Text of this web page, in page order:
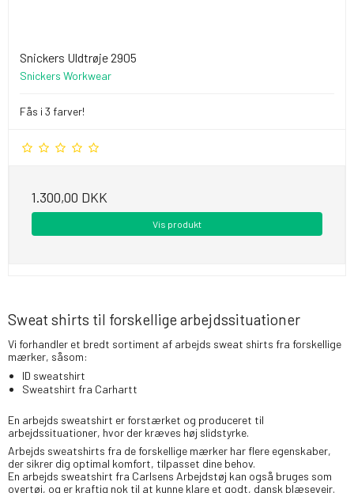
Snickers Uldtrøje 2905
Snickers Workwear
Fås i 3 farver!
1.300,00 DKK
Vis produkt
Sweat shirts til forskellige arbejdssituationer
Vi forhandler et bredt sortiment af arbejds sweat shirts fra forskellige
mærker, såsom:
ID sweatshirt
Sweatshirt fra Carhartt
En arbejds sweatshirt er forstærket og produceret til
arbejdssituationer, hvor der kræves høj slidstyrke.
Arbejds sweatshirts fra de forskellige mærker har flere egenskaber,
der sikrer dig optimal komfort, tilpasset dine behov.
En arbejds sweatshirt fra Carlsens Arbejdstøj kan også bruges som
overtøj, og er kraftig nok til at kunne klare et godt, dansk blæsevejr.